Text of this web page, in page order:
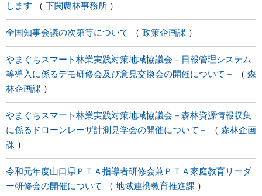
します
下関農林事務所
全国知事会議の次第等について 政策企画課
やまぐちスマート林業実践対策地域協議会－日報管理システム
等導入に係るデモ研修会及び意見交換会の開催について－
森
林企画課
やまぐちスマート林業実践対策地域協議会－森林資源情報収集
に係るドローンレーザ計測見学会の開催について－
森林企画
課
令和元年度山口県ＰＴＡ指導者研修会兼ＰＴＡ家庭教育リーダ
ー研修会の開催について
地域連携教育推進課